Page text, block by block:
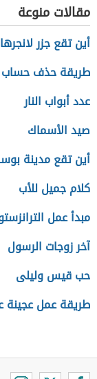
مقالات منوعة
أين تقع جزر
طريقة حذف حساب
عدد أبواب النار
صيد الأسماك
أين تقع مدينة
كلام جميل للأب
مبدأ عمل
آخر زوجات الرسول
حب قيس وليلى
طريقة عمل عجينة